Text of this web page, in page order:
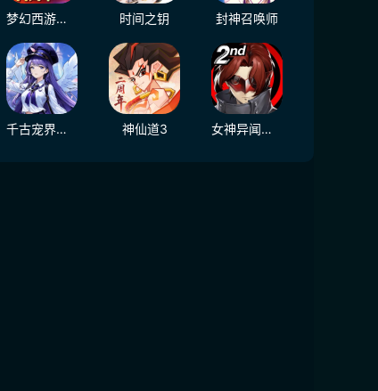
梦幻西游（大陆服） 时间之钥 封神召唤师
千古宠界游戏软件V1.0 神仙道3 女神异闻录：夜幕魅影